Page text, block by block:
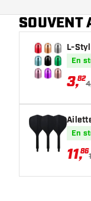
SOUVENT
L-
En
3,82
En
11,86